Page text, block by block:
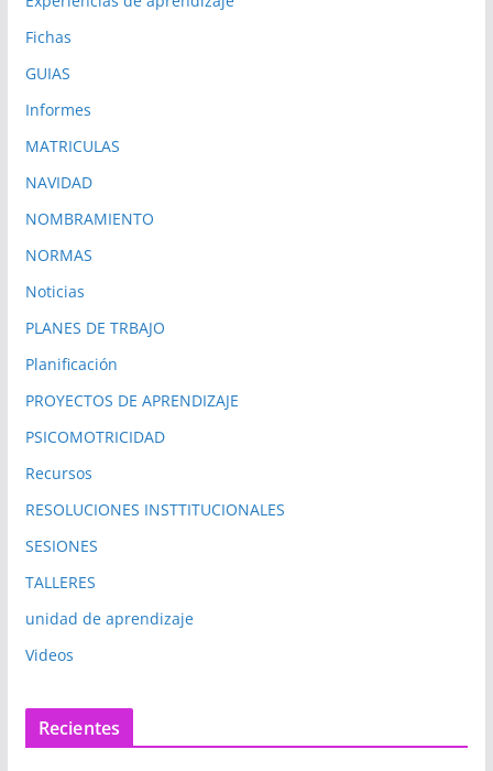
Fichas
GUIAS
Informes
MATRICULAS
NAVIDAD
NOMBRAMIENTO
NORMAS
Noticias
PLANES DE TRBAJO
Planificación
PROYECTOS DE APRENDIZAJE
PSICOMOTRICIDAD
Recursos
RESOLUCIONES INSTTITUCIONALES
SESIONES
TALLERES
unidad de aprendizaje
Videos
Recientes